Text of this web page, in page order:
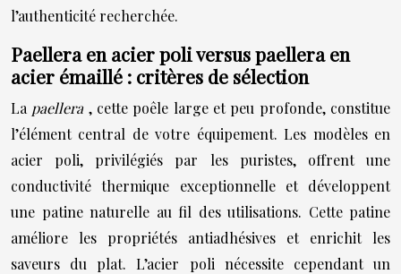
l’authenticité recherchée.
Paellera en acier poli versus paellera en
acier émaillé : critères de sélection
La paellera , cette poêle large et peu profonde, constitue
l’élément central de votre équipement. Les modèles en
acier poli, privilégiés par les puristes, offrent une
conductivité thermique exceptionnelle et développent
une patine naturelle au fil des utilisations. Cette patine
améliore les propriétés antiadhésives et enrichit les
saveurs du plat. L’acier poli nécessite cependant un